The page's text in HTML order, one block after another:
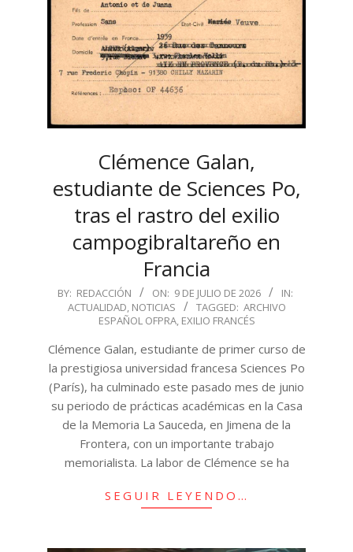
Clémence Galan,
estudiante de Sciences Po,
tras el rastro del exilio
campogibraltareño en
Francia
2026-
BY: REDACCIÓN ON: 9 DE JULIO DE 2026
IN:
ACTUALIDAD, NOTICIAS TAGGED: ARCHIVO
ESPAÑOL OFPRA, EXILIO FRANCÉS
Clémence Galan, estudiante de primer curso de
la prestigiosa universidad francesa Sciences Po
(París), ha culminado este pasado mes de junio
su periodo de prácticas académicas en la Casa
de la Memoria La Sauceda, en Jimena de la
Frontera, con un importante trabajo
memorialista. La labor de Clémence se ha
SEGUIR LEYENDO…